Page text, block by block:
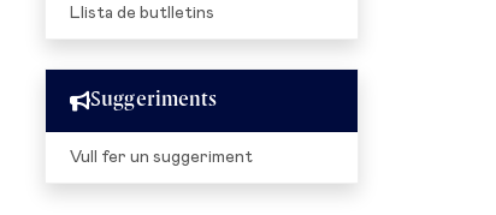
Llista de butlletins
Suggeriments
Vull fer un suggeriment